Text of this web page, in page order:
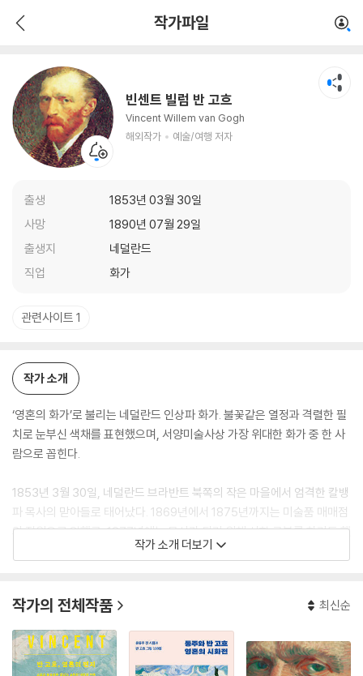
작가파일
빈센트 빌럼 반 고흐
Vincent Willem van Gogh
해외작가
예술/여행 저자
출생
1853년 03월 30일
사망
1890년 07월 29일
출생지
네덜란드
직업
화가
예술/여행 저자
관련사이트 1
작가 소개
‘영혼의 화가’로 불리는 네덜란드 인상파 화가. 불꽃같은 열정과 격렬한 필
치로 눈부신 색채를 표현했으며, 서양미술사상 가장 위대한 화가 중 한 사
람으로 꼽힌다.
1853년 3월 30일, 네덜란드 브라반트 북쪽의 작은 마을에서 엄격한 칼뱅
파 목사의 맏아들로 태어났다. 1869년에서 1875년까지는 미술품 매매점
의 점원으로 일했고, 1877년에는 목사가 되기 위해 신학 공부를 하기도 했
지만, 여러 어려움을 겪으며 실패한 후 전업화가가 되기로 결심했다. 1881
점의 그림을 팔았다.
37년이라는 생애 동안 지독한 가난에 시달리며 늘 고독했던 고흐는 그의
후원자이자 동반자였던 네 살 터울의 동생 테오와 1872년 8월부터 세상
작가 소개 더보기
작가의 전체작품 최신순